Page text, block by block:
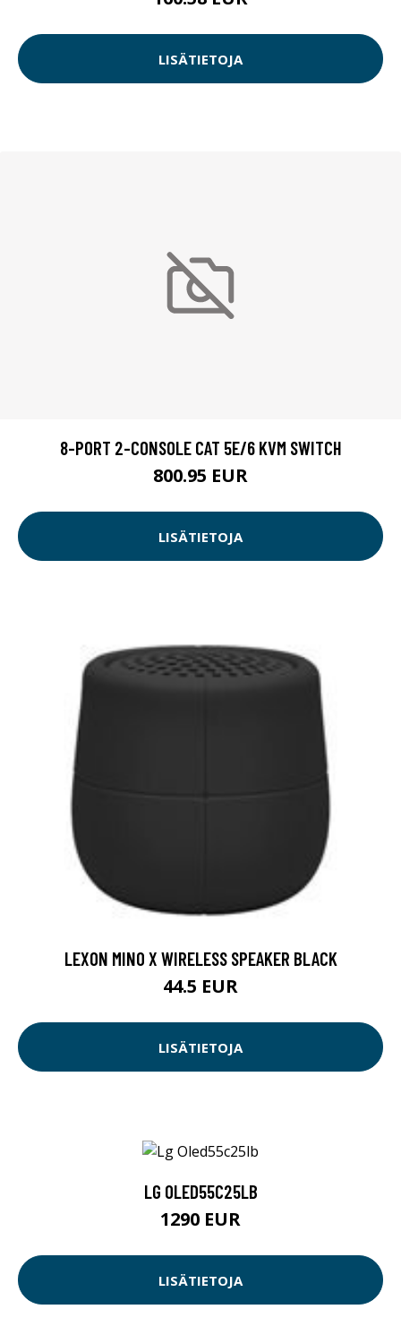
LISÄTIETOJA
8-PORT 2-CONSOLE CAT 5E/6 KVM SWITCH
800.95 EUR
LISÄTIETOJA
LEXON MINO X WIRELESS SPEAKER BLACK
44.5 EUR
LISÄTIETOJA
LG OLED55C25LB
1290 EUR
LISÄTIETOJA